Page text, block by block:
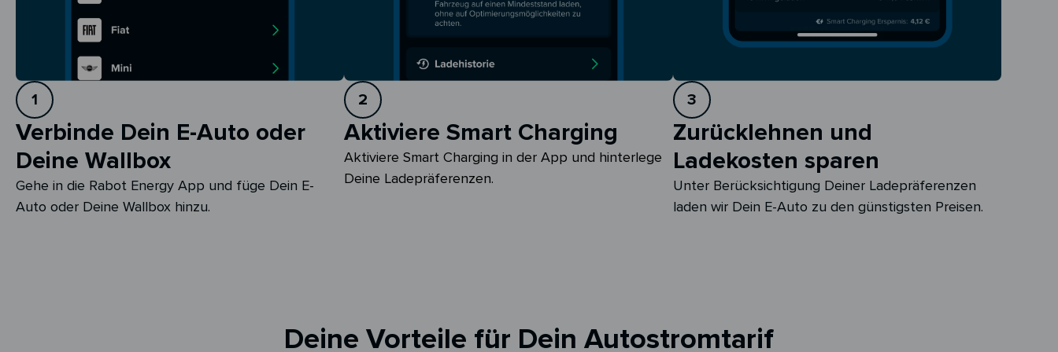
1
Verbinde Dein E-Auto oder
Deine Wallbox
Gehe in die Rabot Energy App und füge Dein E-
Auto oder Deine Wallbox hinzu.
2
Aktiviere Smart Charging
Aktiviere Smart Charging in der App und hinterlege
Deine Ladepräferenzen.
3
Zurücklehnen und
Ladekosten sparen
Unter Berücksichtigung Deiner Ladepräferenzen
laden wir Dein E-Auto zu den günstigsten Preisen.
Deine Vorteile für Dein Autostromtarif